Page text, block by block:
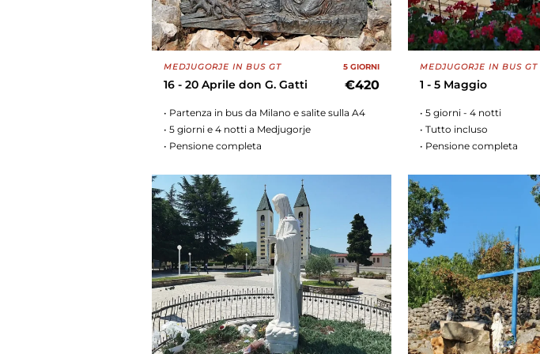
MEDJUGORJE IN BUS GT
16 - 20 Aprile don G. Gatti
5 GIORNI
€420
• Partenza in bus da Milano e salite sulla A4
• 5 giorni e 4 notti a Medjugorje
• Pensione completa
MEDJUGORJE IN BUS GT
1 - 5 Maggio
• 5 giorni - 4 notti
• Tutto incluso
• Pensione completa